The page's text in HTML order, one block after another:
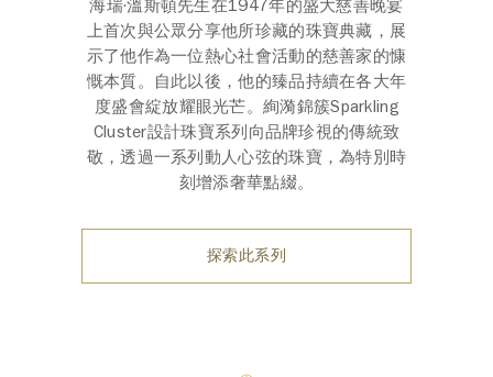
海瑞·溫斯頓先生在1947年的盛大慈善晚宴
上首次與公眾分享他所珍藏的珠寶典藏，展
示了他作為一位熱心社會活動的慈善家的慷
慨本質。自此以後，他的臻品持續在各大年
度盛會綻放耀眼光芒。絢漪錦簇Sparkling
Cluster設計珠寶系列向品牌珍視的傳統致
敬，透過一系列動人心弦的珠寶，為特別時
刻增添奢華點綴。
探索此系列